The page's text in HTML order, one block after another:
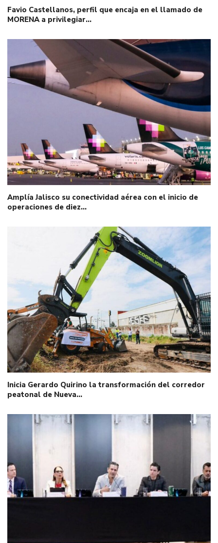
Favio Castellanos, perfil que encaja en el llamado de
MORENA a privilegiar…
Amplía Jalisco su conectividad aérea con el inicio de
operaciones de diez…
Inicia Gerardo Quirino la transformación del corredor
peatonal de Nueva…